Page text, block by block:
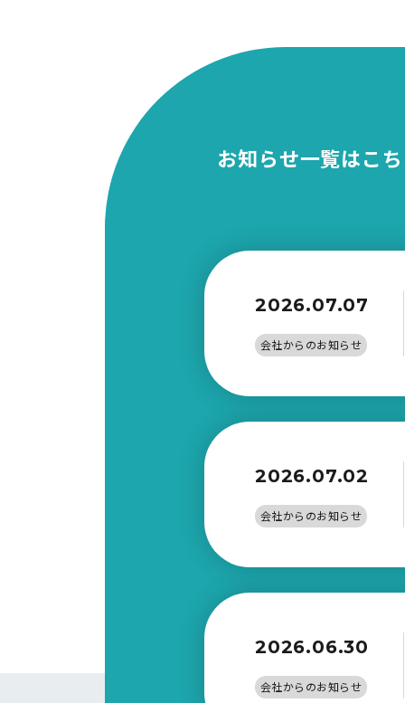
お知らせ一覧はこ
2026.07.07
会社からのお知らせ
2026.07.02
会社からのお知らせ
2026.06.30
会社からのお知らせ